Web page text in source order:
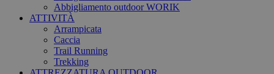
Abbigliamento outdoor WORIK
ATTIVITÀ
Arrampicata
Caccia
Trail Running
Trekking